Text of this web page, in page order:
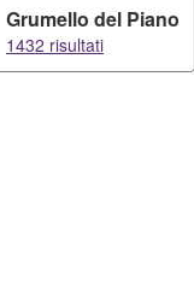
Grumello del Piano
1432 risultati